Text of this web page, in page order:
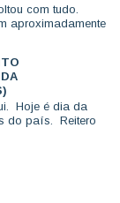
com tudo.
aproximadamente
Hoje é dia da
do país. Reitero